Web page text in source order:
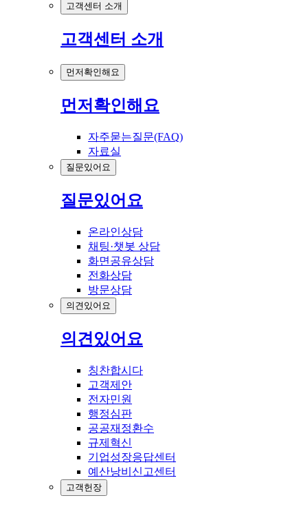
고객센터 소개
고객센터 소개
먼저확인해요
먼저확인해요
자주묻는질문(FAQ)
자료실
질문있어요
질문있어요
온라인상담
채팅·챗봇 상담
화면공유상담
전화상담
방문상담
의견있어요
의견있어요
칭찬합시다
고객제안
전자민원
행정심판
공공재정환수
규제혁신
기업성장응답센터
예산낭비신고센터
고객헌장